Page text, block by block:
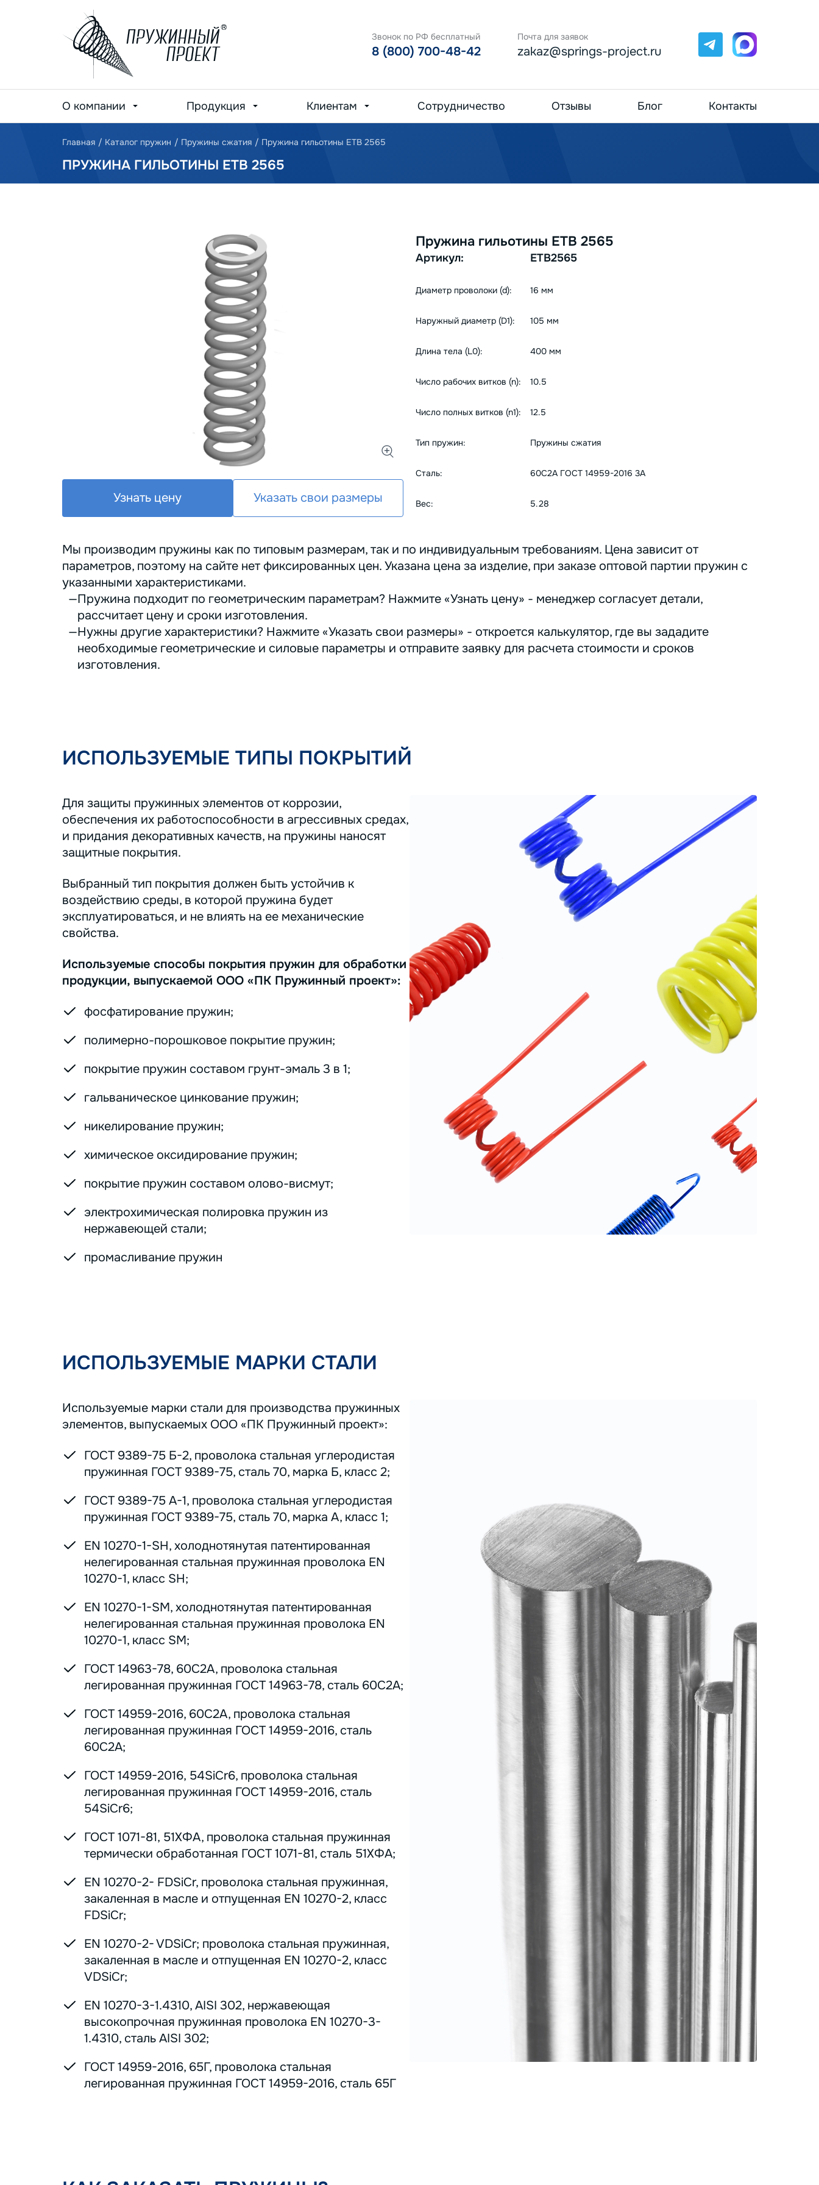
Звонок по РФ бесплатный
8 (800) 700-48-42
Почта для заявок
zakaz@springs-project.ru
Telegram
О компании Продукция Клиентам Сотрудничество Отзывы Блог Контакты
Главная / Каталог пружин / Пружины сжатия / Пружина гильотины ETB 2565
ПРУЖИНА ГИЛЬОТИНЫ ETB 2565
Пружина гильотины ETB 2565
Артикул: ETB2565
Диаметр проволоки (d): 16 мм
Наружный диаметр (D1): 105 мм
Длина тела (L0): 400 мм
Число рабочих витков (n): 10.5
Число полных витков (n1): 12.5
Тип пружин: Пружины сжатия
Сталь: 60С2А ГОСТ 14959-2016 3А
Вес: 5.28
Узнать цену Указать свои размеры
Мы производим пружины как по типовым размерам, так и по индивидуальным требованиям. Цена зависит от
параметров, поэтому на сайте нет фиксированных цен. Указана цена за изделие, при заказе оптовой партии пружин с
указанными характеристиками.
Пружина подходит по геометрическим параметрам? Нажмите «Узнать цену» - менеджер согласует детали,
рассчитает цену и сроки изготовления.
Нужны другие характеристики? Нажмите «Указать свои размеры» - откроется калькулятор, где вы зададите
необходимые геометрические и силовые параметры и отправите заявку для расчета стоимости и сроков
изготовления.
ИСПОЛЬЗУЕМЫЕ ТИПЫ ПОКРЫТИЙ
Для защиты пружинных элементов от коррозии,
обеспечения их работоспособности в агрессивных средах,
и придания декоративных качеств, на пружины наносят
защитные покрытия.
Выбранный тип покрытия должен быть устойчив к
воздействию среды, в которой пружина будет
эксплуатироваться, и не влиять на ее механические
свойства.
Используемые способы покрытия пружин для обработки
продукции, выпускаемой ООО «ПК Пружинный проект»:
фосфатирование пружин;
полимерно-порошковое покрытие пружин;
покрытие пружин составом грунт-эмаль 3 в 1;
гальваническое цинкование пружин;
никелирование пружин;
химическое оксидирование пружин;
покрытие пружин составом олово-висмут;
электрохимическая полировка пружин из
нержавеющей стали;
промасливание пружин
ИСПОЛЬЗУЕМЫЕ МАРКИ СТАЛИ
Используемые марки стали для производства пружинных
элементов, выпускаемых ООО «ПК Пружинный проект»:
ГОСТ 9389-75 Б-2, проволока стальная углеродистая
пружинная ГОСТ 9389-75, сталь 70, марка Б, класс 2;
ГОСТ 9389-75 А-1, проволока стальная углеродистая
пружинная ГОСТ 9389-75, сталь 70, марка А, класс 1;
EN 10270-1-SH, холоднотянутая патентированная
нелегированная стальная пружинная проволока EN
10270-1, класс SH;
EN 10270-1-SM, холоднотянутая патентированная
нелегированная стальная пружинная проволока EN
10270-1, класс SM;
ГОСТ 14963-78, 60С2А, проволока стальная
легированная пружинная ГОСТ 14963-78, сталь 60С2А;
ГОСТ 14959-2016, 60С2А, проволока стальная
легированная пружинная ГОСТ 14959-2016, сталь
60С2А;
ГОСТ 14959-2016, 54SiCr6, проволока стальная
легированная пружинная ГОСТ 14959-2016, сталь
54SiCr6;
ГОСТ 1071-81, 51ХФА, проволока стальная пружинная
термически обработанная ГОСТ 1071-81, сталь 51ХФА;
EN 10270-2- FDSiCr, проволока стальная пружинная,
закаленная в масле и отпущенная EN 10270-2, класс
FDSiCr;
EN 10270-2- VDSiCr; проволока стальная пружинная,
закаленная в масле и отпущенная EN 10270-2, класс
VDSiCr;
EN 10270-3-1.4310, AISI 302, нержавеющая
высокопрочная пружинная проволока EN 10270-3-
1.4310, сталь AISI 302;
ГОСТ 14959-2016, 65Г, проволока стальная
легированная пружинная ГОСТ 14959-2016, сталь 65Г